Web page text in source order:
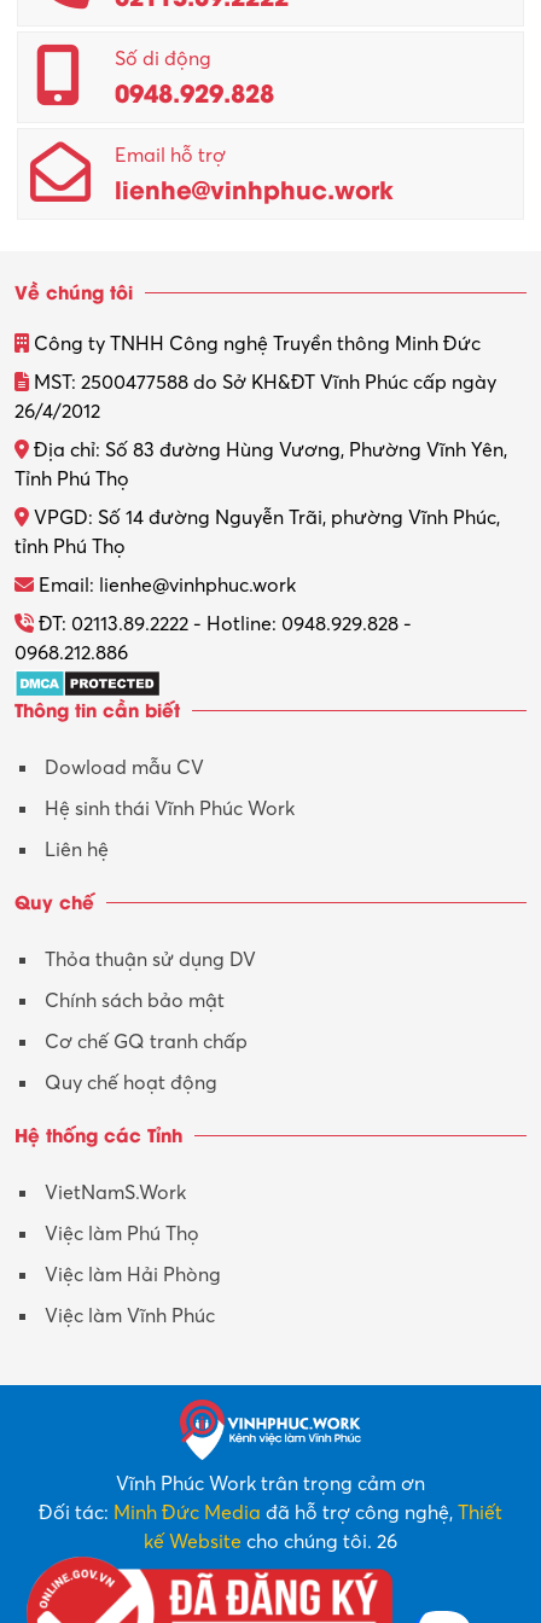
Quản lý – Giám đốc
Quản lý chất lượng – QC
Quản lý sản xuất
Quản trị kinh doanh
Thiết kế nội thất
Thợ máy – Ô tô – Xe máy
Thực tập
Tổ chức sự kiện – Quà tặng
Trợ lý
Tư vấn
Tư vấn – Kiến trúc
Y tế-Dược
Số di động
0948.929.828
Email hỗ trợ
lienhe@vinhphuc.work
Về chúng tôi
Công ty TNHH Công nghệ Truyền thông Minh Đức
MST: 2500477588 do Sở KH&ĐT Vĩnh Phúc cấp ngày
26/4/2012
Địa chỉ: Số 83 đường Hùng Vương, Phường Vĩnh Yên,
Tỉnh Phú Thọ
VPGD: Số 14 đường Nguyễn Trãi, phường Vĩnh Phúc,
tỉnh Phú Thọ
Email: lienhe@vinhphuc.work
ĐT: 02113.89.2222 - Hotline: 0948.929.828 -
0968.212.886
Thông tin cần biết
Dowload mẫu CV
Hệ sinh thái Vĩnh Phúc Work
Liên hệ
Quy chế
Thỏa thuận sử dụng DV
Chính sách bảo mật
Cơ chế GQ tranh chấp
Quy chế hoạt động
Hệ thống các Tỉnh
VietNamS.Work
Việc làm Phú Thọ
Việc làm Hải Phòng
Việc làm Vĩnh Phúc
Vĩnh Phúc Work trân trọng cảm ơn
Đối tác: Minh Đức Media đã hỗ trợ công nghệ, Thiết
kế Website cho chúng tôi. 26